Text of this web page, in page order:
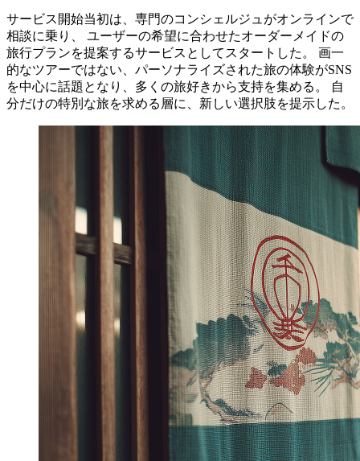
サービス開始当初は、専門のコンシェルジュがオンラインで
相談に乗り、 ユーザーの希望に合わせたオーダーメイドの
旅行プランを提案するサービスとしてスタートした。 画一
的なツアーではない、パーソナライズされた旅の体験がSNS
を中心に話題となり、多くの旅好きから支持を集める。 自
分だけの特別な旅を求める層に、新しい選択肢を提示した。